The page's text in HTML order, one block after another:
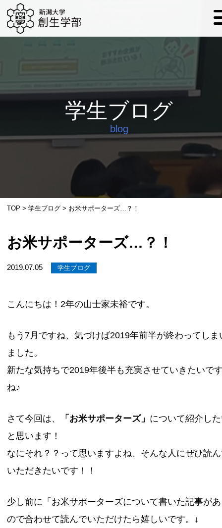
学生ブログ
blog
TOP >学生ブログ > お米サポーターズ…？！
お米サポーターズ…？！
2019.07.05 学生ブログ
こんにちは！2年の山士家未裕です。
もう7月ですね、気づけば2019年前半が終わってしま
ました。
新たな気持ちで2019年後半も充実させていきたいで
ね♪
さて今回は、 「お米サポーターズ」 について紹介し
と思います！
なにそれ？？って思いますよね、そんな人にぜひ読
いただきたいです！！
少し前に「お米サポーターズについて書いた記事が
ので合わせて読んでいただけたら嬉しいです。↓